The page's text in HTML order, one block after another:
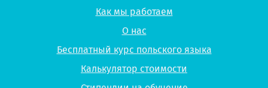
Как мы работаем
О нас
Бесплатный курс польского языка
Калькулятор стоимости